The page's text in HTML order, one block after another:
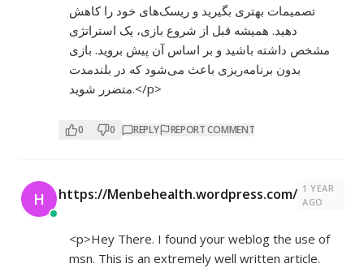
تصمیمات بهتری بگیرید و ریسک‌های خود را کاهش
دهید. همیشه قبل از شروع بازی، یک استراتژی
مشخص داشته باشید و بر اساس آن پیش بروید. بازی
بدون برنامه‌ریزی باعث می‌شود که در بلندمدت
متضرر شوید.</p>
0 0 REPLY REPORT COMMENT
H https://Menbehealth.wordpress.com/ 1 YEAR
AGO
<p>Hey There. I found your weblog the use of
msn. This is an extremely well written article.